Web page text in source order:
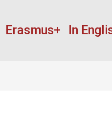
Erasmus+ In